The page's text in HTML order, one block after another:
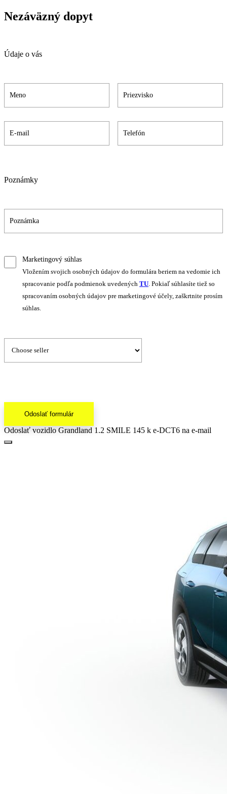
Nezáväzný dopyt
Údaje o vás
Poznámky
Marketingový súhlas
Vložením svojich osobných údajov do formulára beriem na vedomie ich
spracovanie podľa podmienok uvedených TU . Pokiaľ súhlasíte tiež so
spracovaním osobných údajov pre marketingové účely, zaškrtnite prosím
súhlas.
Odoslať formulár
Odoslať vozidlo Grandland 1.2 SMILE 145 k e-DCT6 na e-mail